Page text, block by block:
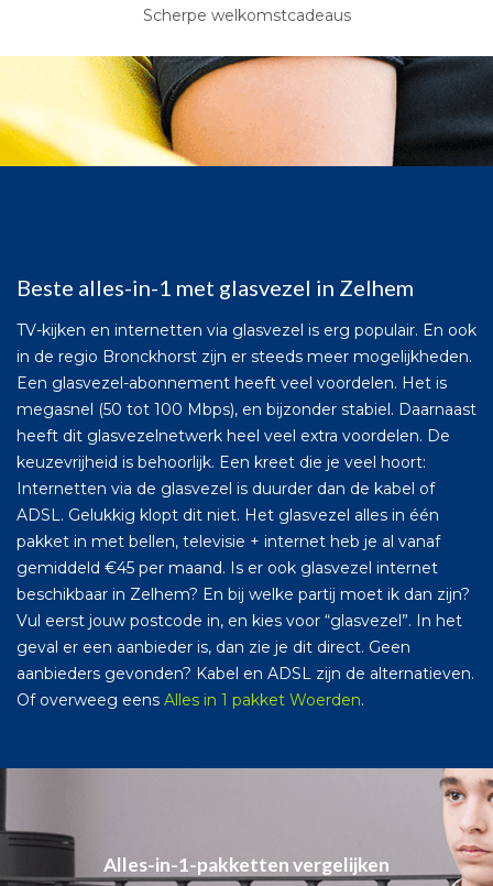
Scherpe welkomstcadeaus
Beste alles-in-1 met glasvezel in Zelhem
TV-kijken en internetten via glasvezel is erg populair. En ook
in de regio Bronckhorst zijn er steeds meer mogelijkheden.
Een glasvezel-abonnement heeft veel voordelen. Het is
megasnel (50 tot 100 Mbps), en bijzonder stabiel. Daarnaast
heeft dit glasvezelnetwerk heel veel extra voordelen. De
keuzevrijheid is behoorlijk. Een kreet die je veel hoort:
Internetten via de glasvezel is duurder dan de kabel of
ADSL. Gelukkig klopt dit niet. Het glasvezel alles in één
pakket in met bellen, televisie + internet heb je al vanaf
gemiddeld €45 per maand. Is er ook glasvezel internet
beschikbaar in Zelhem? En bij welke partij moet ik dan zijn?
Vul eerst jouw postcode in, en kies voor “glasvezel”. In het
geval er een aanbieder is, dan zie je dit direct. Geen
aanbieders gevonden? Kabel en ADSL zijn de alternatieven.
Of overweeg eens Alles in 1 pakket Woerden.
Alles-in-1-pakketten vergelijken